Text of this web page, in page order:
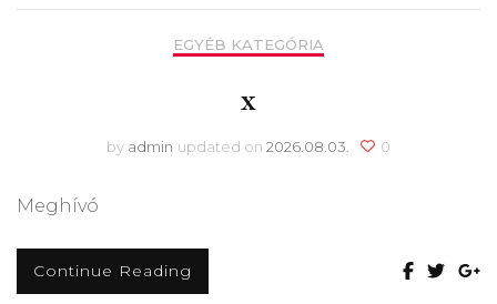
EGYÉB KATEGÓRIA
x
by admin updated on 2026.08.03. 0
Meghívó
Continue Reading